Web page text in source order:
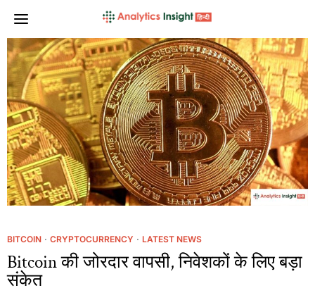
BITCOIN · CRYPTOCURRENCY · LATEST NEWS
Bitcoin की जोरदार वापसी, निवेशकों के लिए बड़ा
संकेत